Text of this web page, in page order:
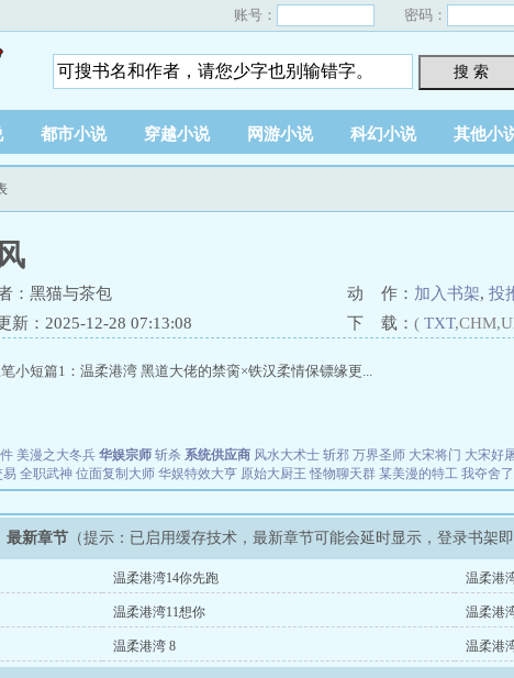
账号： 密码：
搜 索
都市小说 穿越小说 网游小说 科幻小说 其他小
：黑猫与茶包 动 作： 加入书架, 投
新：2025-12-28 07:13:08
下 载： ( TXT
小短篇1：温柔港湾 黑道大佬的禁脔×铁汉柔情保镖缘更...
美漫之大冬兵 华娱宗师 斩杀 系统供应商 风水大术士 斩邪 万界圣师 大宋将门 大宋好
易 全职武神 位面复制大师 华娱特效大亨 原始大厨王 怪物聊天群 某美漫的特工 我夺舍
最新章节 （提示：已启用缓存技术，最新章节可能会延时显示，登录书架
温柔港湾14你先跑 温柔港
温柔港湾11想你 温柔港
温柔港湾 8 温柔港